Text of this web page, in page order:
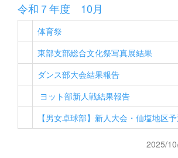
令和７年度 10月
体育祭
東部支部総合文化祭写真展結果
ダンス部大会結果報告
ヨット部新人戦結果報告
【男女卓球部】新人大会・仙塩地区
2025/